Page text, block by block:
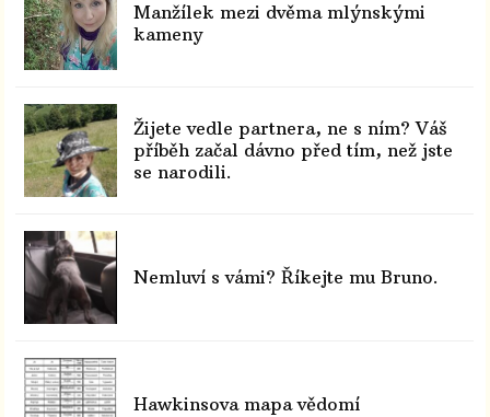
Manžílek mezi dvěma mlýnskými
kameny
Žijete vedle partnera, ne s ním? Váš
příběh začal dávno před tím, než jste
se narodili.
Nemluví s vámi? Říkejte mu Bruno.
Hawkinsova mapa vědomí